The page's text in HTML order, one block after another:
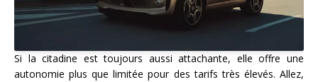
Si la citadine est toujours aussi attachante, elle offre une
autonomie plus que limitée pour des tarifs très élevés. Allez,